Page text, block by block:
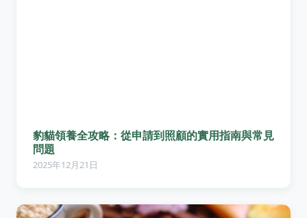
豹貓領養全攻略：從申請到照顧的實用指南與常見
問題
2025年12月21日